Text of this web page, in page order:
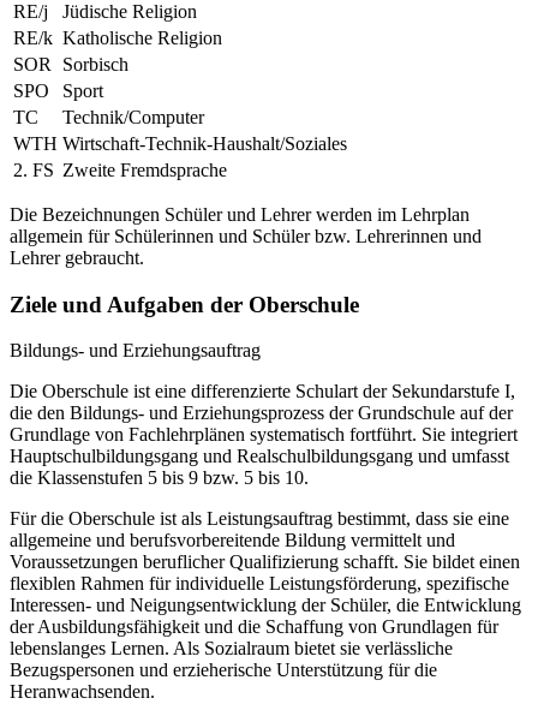
RE/j
Jüdische Religion
RE/k Katholische Religion
SOR
Sorbisch
SPO
Sport
TC
Technik/Computer
WTH Wirtschaft-Technik-Haushalt/Soziales
2. FS Zweite Fremdsprache
Die Bezeichnungen Schüler und Lehrer werden im Lehrplan
allgemein für Schülerinnen und Schüler bzw. Lehrerinnen und
Lehrer gebraucht.
Ziele und Aufgaben der Oberschule
Bildungs- und Erziehungsauftrag
Die Oberschule ist eine differenzierte Schulart der Sekundarstufe I,
die den Bildungs- und Erziehungsprozess der Grundschule auf der
Grundlage von Fachlehrplänen systematisch fortführt. Sie integriert
Hauptschulbildungsgang und Realschulbildungsgang und umfasst
die Klassenstufen 5 bis 9 bzw. 5 bis 10.
Für die Oberschule ist als Leistungsauftrag bestimmt, dass sie eine
allgemeine und berufsvorbereitende Bildung vermittelt und
Voraussetzungen beruflicher Qualifizierung schafft. Sie bildet einen
flexiblen Rahmen für individuelle Leistungsförderung, spezifische
Interessen- und Neigungsentwicklung der Schüler, die Entwicklung
der Ausbildungsfähigkeit und die Schaffung von Grundlagen für
lebenslanges Lernen. Als Sozialraum bietet sie verlässliche
Bezugspersonen und erzieherische Unterstützung für die
Heranwachsenden.